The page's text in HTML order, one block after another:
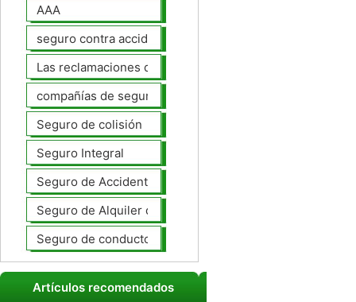
AAA
seguro contra accidentes
Las reclamaciones de seguros de automóviles
compañías de seguros de coche
Seguro de colisión
Seguro Integral
Seguro de Accidentes Personales
Seguro de Alquiler de coches
Seguro de conductores no asegurados
Artículos recomendados